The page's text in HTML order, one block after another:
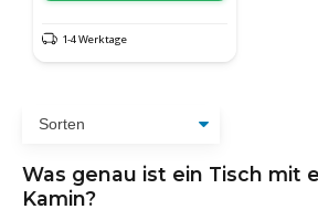
1-4 Werktage
Was genau ist ein Tisch mit
Kamin?